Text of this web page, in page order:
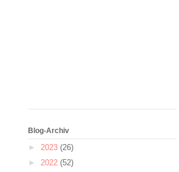
Blog-Archiv
► 2023 (26)
► 2022 (52)